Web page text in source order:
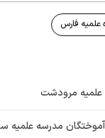
علمیه فارس
علمیه مرودشت
مدرسه علمیه